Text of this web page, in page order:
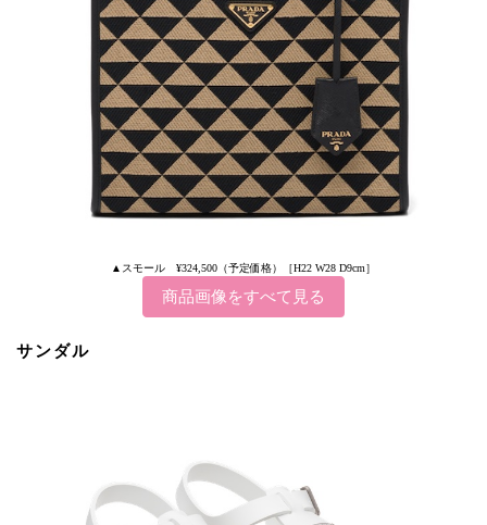
▲スモール ¥324,500（予定価格）［H22 W28 D9cm］
商品画像をすべて見る
サンダル